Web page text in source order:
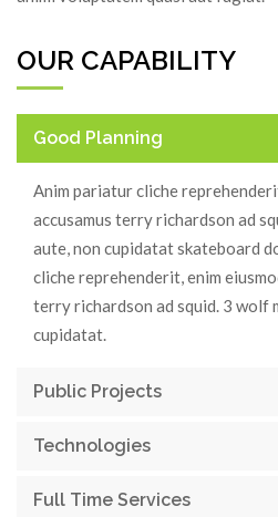
OUR CAPABILITY
Good Planning
Anim pariatur cliche
accusamus terry richardson ad
aute, non cupidatat skateboard
cliche reprehenderit, enim
terry richardson ad squid. 3 wolf
cupidatat.
Public Projects
Technologies
Full Time Services